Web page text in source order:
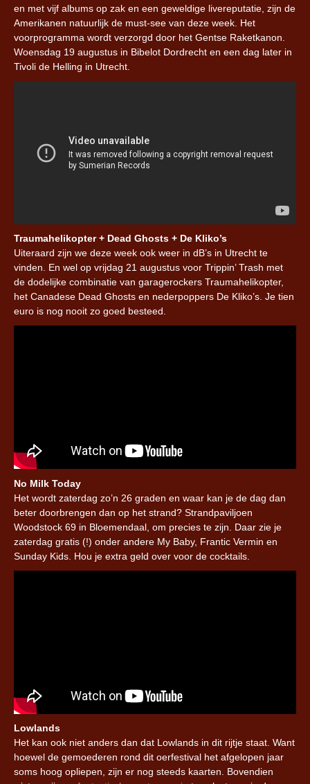
en met vijf albums op zak en een geweldige livereputatie, zijn de
Amerikanen natuurlijk de must-see van deze week. Het
voorprogramma wordt verzorgd door het Gentse Raketkanon.
Woensdag 19 augustus in Bibelot Dordrecht en een dag later in
Tivoli de Helling in Utrecht.
Traumahelikopter + Dead Ghosts + De Kliko’s
Uiteraard zijn we deze week ook weer in dB’s in Utrecht te
vinden. En wel op vrijdag 21 augustus voor Trippin’ Trash met
de dodelijke combinatie van garagerockers Traumahelikopter,
het Canadese Dead Ghosts en nederpoppers De Kliko’s. Je tien
euro is nog nooit zo goed besteed.
No Milk Today
Het wordt zaterdag zo’n 26 graden en waar kan je de dag dan
beter doorbrengen dan op het strand? Strandpaviljoen
Woodstock 69 in Bloemendaal, om precies te zijn. Daar zie je
zaterdag gratis (!) onder andere My Baby, Frantic Vermin en
Sunday Kids. Hou je extra geld over voor de cocktails.
Lowlands
Het kan ook niet anders dan dat Lowlands in dit rijtje staat. Want
hoewel de gemoederen rond dit oerfestival het afgelopen jaar
soms hoog opliepen, zijn er nog steeds kaarten. Bovendien